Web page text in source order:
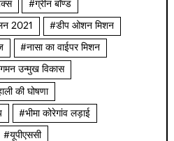
#ग्रीन बॉण्ड
2021 #डीप ओशन मिशन
#नासा का वाईपर मिशन
उन्मुख विकास
की घोषणा
#भीमा कोरेगांव लड़ाई
#यूपीएससी